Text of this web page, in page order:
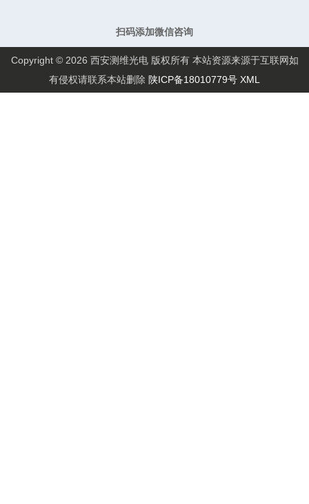
扫码添加微信咨询
Copyright © 2026 西安测维光电 版权所有 本站资源来源于互联网如
有侵权请联系本站删除 陕ICP备18010779号 XML